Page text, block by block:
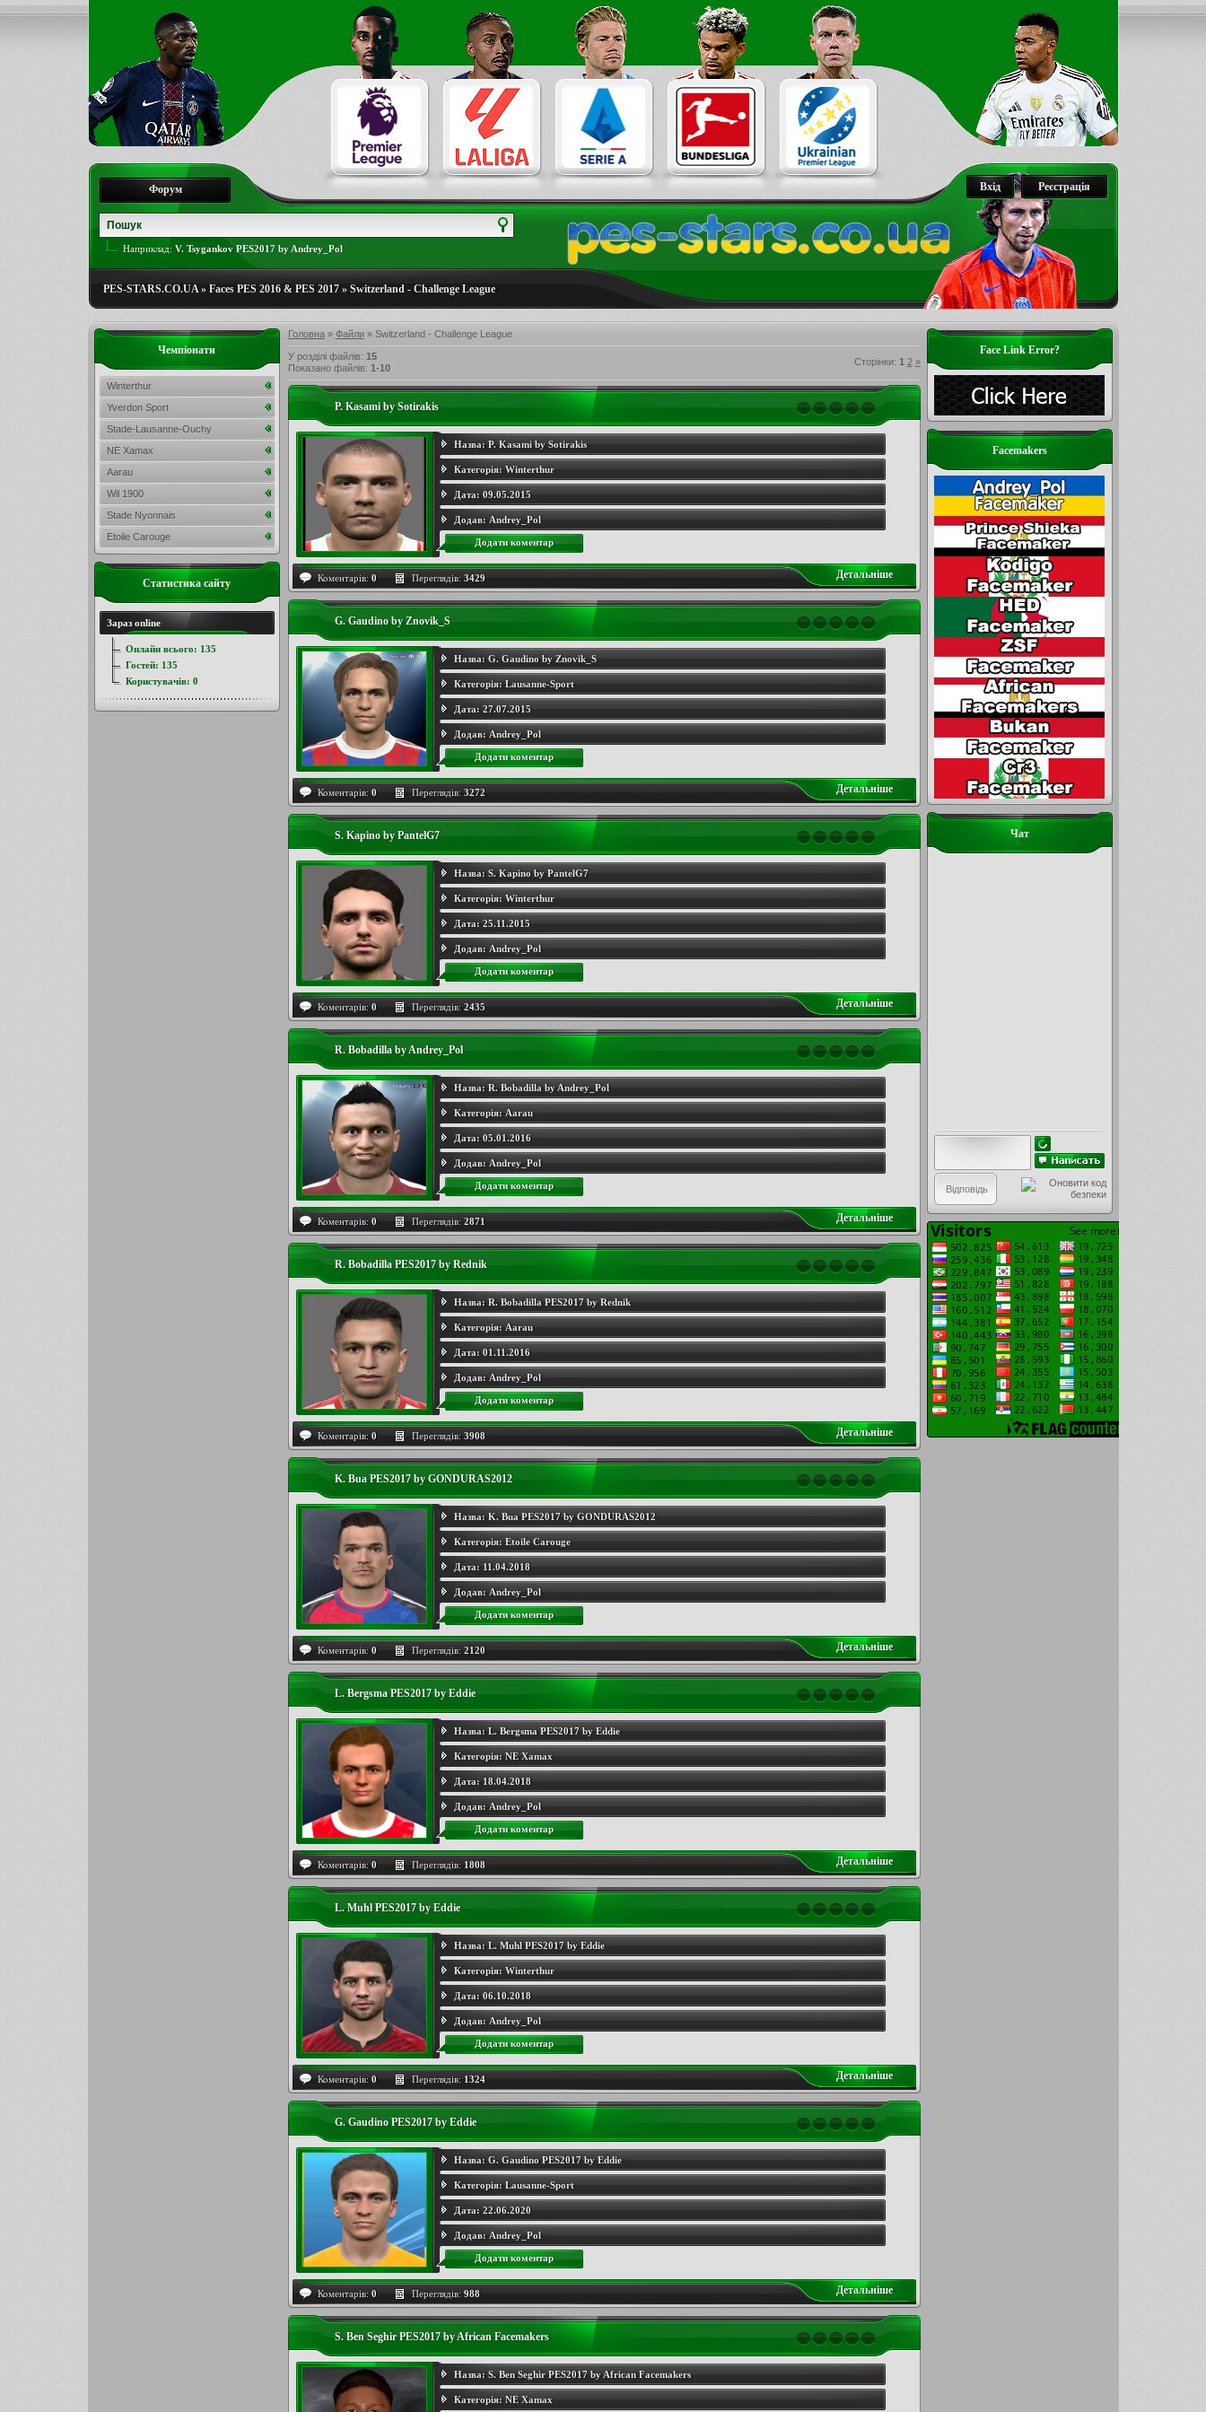
Реєстрація
Вхід
Форум
Наприклад: V. Tsygankov PES2017 by Andrey_Pol
PES-STARS.CO.UA» Faces PES 2016 & PES 2017» Switzerland - Challenge League
Головна» Файли» Switzerland - Challenge League
У розділі файлів: 15
Показано файлів: 1-10
Сторінки: 1 2 »
P. Kasami by Sotirakis
Назва: P. Kasami by Sotirakis
Категорія: Winterthur
Дата: 09.05.2015
Додав: Andrey_Pol
Додати коментар
Коментарів: 0 Переглядів: 3429 Детальнiше
G. Gaudino by Znovik_S
Назва: G. Gaudino by Znovik_S
Категорія: Lausanne-Sport
Дата: 27.07.2015
Додав: Andrey_Pol
Додати коментар
Коментарів: 0 Переглядів: 3272 Детальнiше
S. Kapino by PantelG7
Назва: S. Kapino by PantelG7
Категорія: Winterthur
Дата: 25.11.2015
Додав: Andrey_Pol
Додати коментар
Коментарів: 0 Переглядів: 2435 Детальнiше
R. Bobadilla by Andrey_Pol
Назва: R. Bobadilla by Andrey_Pol
Категорія: Aarau
Дата: 05.01.2016
Додав: Andrey_Pol
Додати коментар
Коментарів: 0 Переглядів: 2871 Детальнiше
R. Bobadilla PES2017 by Rednik
Назва: R. Bobadilla PES2017 by Rednik
Категорія: Aarau
Дата: 01.11.2016
Додав: Andrey_Pol
Додати коментар
Коментарів: 0 Переглядів: 3908 Детальнiше
K. Bua PES2017 by GONDURAS2012
Назва: K. Bua PES2017 by GONDURAS2012
Категорія: Etoile Carouge
Дата: 11.04.2018
Додав: Andrey_Pol
Додати коментар
Коментарів: 0 Переглядів: 2120 Детальнiше
L. Bergsma PES2017 by Eddie
Назва: L. Bergsma PES2017 by Eddie
Категорія: NE Xamax
Дата: 18.04.2018
Додав: Andrey_Pol
Додати коментар
Коментарів: 0 Переглядів: 1808 Детальнiше
L. Muhl PES2017 by Eddie
Назва: L. Muhl PES2017 by Eddie
Категорія: Winterthur
Дата: 06.10.2018
Додав: Andrey_Pol
Додати коментар
Коментарів: 0 Переглядів: 1324 Детальнiше
G. Gaudino PES2017 by Eddie
Назва: G. Gaudino PES2017 by Eddie
Категорія: Lausanne-Sport
Дата: 22.06.2020
Додав: Andrey_Pol
Додати коментар
Коментарів: 0 Переглядів: 988 Детальнiше
S. Ben Seghir PES2017 by African Facemakers
Назва: S. Ben Seghir PES2017 by African Facemakers
Категорія: NE Xamax
Face Link Error?
Facemakers
Чат
Чемпіонати
Winterthur
Yverdon Sport
Stade-Lausanne-Ouchy
NE Xamax
Aarau
Wil 1900
Stade Nyonnais
Etoile Carouge
Статистика сайту
Зараз online
Онлайн всього: 135
Гостей: 135
Користувачів: 0